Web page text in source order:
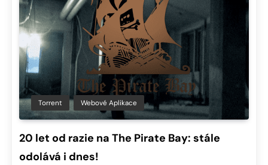
Torrent Webové Aplikace
20 let od razie na The Pirate Bay: stále
odolává i dnes!